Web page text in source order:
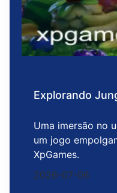
Explorando
Uma imersão no
um jogo
XpGames.
2026-07-06